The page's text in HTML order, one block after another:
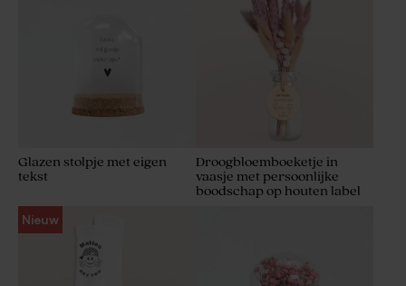
Glazen stolpje met eigen
tekst
Droogbloemboeketje in
vaasje met persoonlijke
boodschap op houten label
Nieuw